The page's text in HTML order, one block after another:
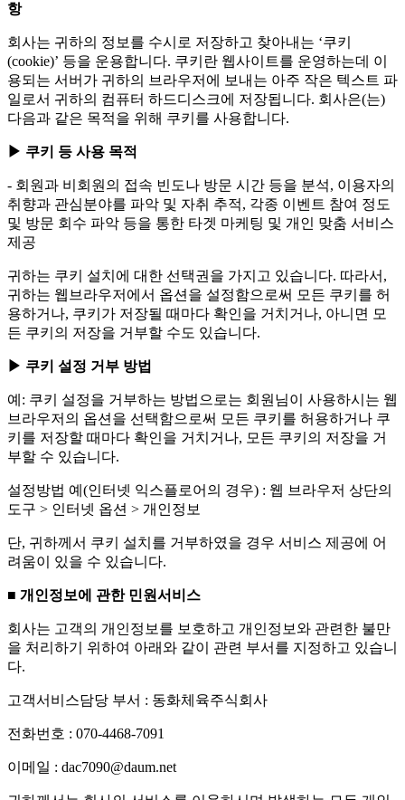
항
회사는 귀하의 정보를 수시로 저장하고 찾아내는 ‘쿠키
(cookie)’ 등을 운용합니다. 쿠키란 웹사이트를 운영하는데 이
용되는 서버가 귀하의 브라우저에 보내는 아주 작은 텍스트 파
일로서 귀하의 컴퓨터 하드디스크에 저장됩니다. 회사은(는)
다음과 같은 목적을 위해 쿠키를 사용합니다.
▶ 쿠키 등 사용 목적
- 회원과 비회원의 접속 빈도나 방문 시간 등을 분석, 이용자의
취향과 관심분야를 파악 및 자취 추적, 각종 이벤트 참여 정도
및 방문 회수 파악 등을 통한 타겟 마케팅 및 개인 맞춤 서비스
제공
귀하는 쿠키 설치에 대한 선택권을 가지고 있습니다. 따라서,
귀하는 웹브라우저에서 옵션을 설정함으로써 모든 쿠키를 허
용하거나, 쿠키가 저장될 때마다 확인을 거치거나, 아니면 모
든 쿠키의 저장을 거부할 수도 있습니다.
▶ 쿠키 설정 거부 방법
예: 쿠키 설정을 거부하는 방법으로는 회원님이 사용하시는 웹
브라우저의 옵션을 선택함으로써 모든 쿠키를 허용하거나 쿠
키를 저장할 때마다 확인을 거치거나, 모든 쿠키의 저장을 거
부할 수 있습니다.
설정방법 예(인터넷 익스플로어의 경우) : 웹 브라우저 상단의
도구 > 인터넷 옵션 > 개인정보
단, 귀하께서 쿠키 설치를 거부하였을 경우 서비스 제공에 어
려움이 있을 수 있습니다.
■ 개인정보에 관한 민원서비스
회사는 고객의 개인정보를 보호하고 개인정보와 관련한 불만
을 처리하기 위하여 아래와 같이 관련 부서를 지정하고 있습니
다.
고객서비스담당 부서 : 동화체육주식회사
전화번호 : 070-4468-7091
이메일 : dac7090@daum.net